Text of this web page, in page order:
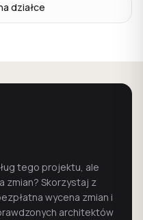
działce
tego projektu, ale
zmian? Skorzystaj z
wycena zmian i
architektów